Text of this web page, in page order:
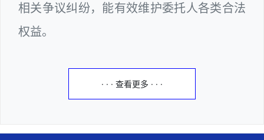
相关争议纠纷，能有效维护委托人各类合法
权益。
· · · 查看更多 · · ·